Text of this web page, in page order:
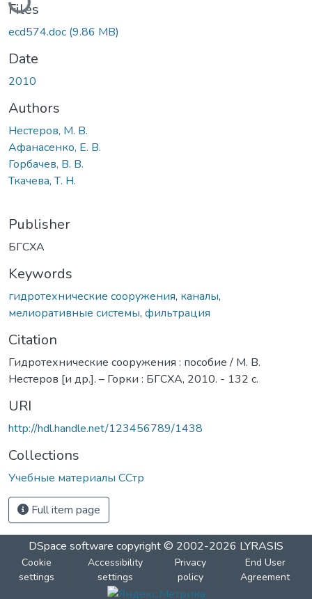
Files
ecd574.doc (9.86 MB)
Date
2010
Authors
Нестеров, М. В.
Афанасенко, Е. В.
Горбачев, В. В.
Ткачева, Т. Н.
Publisher
БГСХА
Keywords
гидротехнические сооружения, каналы,
мелиоративные системы, фильтрация
Citation
Гидротехнические сооружения : пособие / М. В.
Нестеров [и др.]. – Горки : БГСХА, 2010. - 132 с.
URI
http://hdl.handle.net/123456789/1438
Collections
Учебные материалы ССтр
Full item page
DSpace software copyright © 2002-2026 LYRASIS
Cookie
settings
Accessibility
settings
Privacy
policy
End User
Agreement